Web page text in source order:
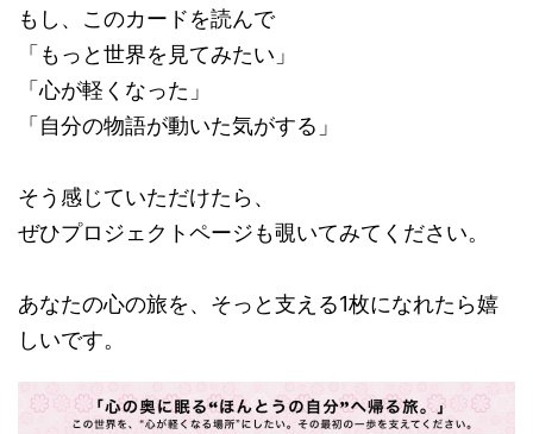
もし、このカードを読んで
「もっと世界を見てみたい」
「心が軽くなった」
「自分の物語が動いた気がする」
そう感じていただけたら、
ぜひプロジェクトページも覗いてみてください。
あなたの心の旅を、そっと支える1枚になれたら嬉
しいです。